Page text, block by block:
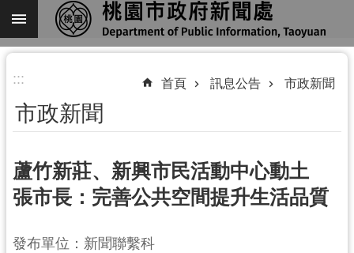
跳到主要內容區塊
進
搜
尋
關
我
::: 首頁 訊息公告 市政新聞
市政新聞
蘆竹新莊、新興市民活動中心動土
張市長：完善公共空間提升生活品質
發布單位：新聞聯繫科